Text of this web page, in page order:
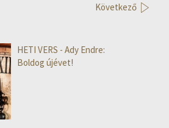
Következő
HETI VERS - Ady Endre:
Boldog újévet!